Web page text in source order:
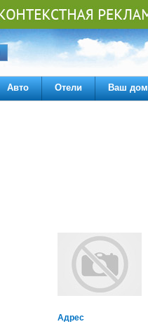
Авто Отели Ваш дом
Адрес